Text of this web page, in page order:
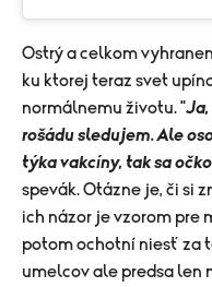
Ostrý a celkom
ku ktorej teraz svet
normálnemu životu. "Ja,
rošádu sledujem. Ale
týka vakcíny, tak sa
spevák. Otázne je, či si
ich názor je vzorom pre
potom ochotní niesť za
umelcov ale predsa len